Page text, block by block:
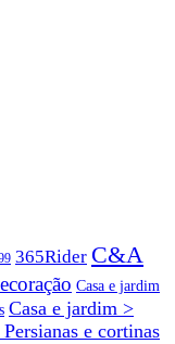
Marketplaces
365Rider C&A
Casa e jardim
Casa e jardim >
e cortinas